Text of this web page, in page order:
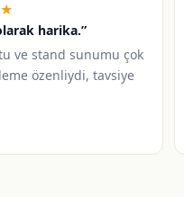
harika.”
ve stand sunumu çok
özenliydi, tavsiye